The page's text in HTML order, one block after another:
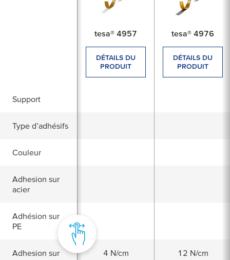
tesa® 4957
DÉTAILS DU
PRODUIT
tesa® 4976
DÉTAILS DU
PRODUIT
Support
Type d’adhésifs
Couleur
Adhesion sur
acier
Adhésion sur
PE
Adhesion sur
4 N/cm 12 N/cm